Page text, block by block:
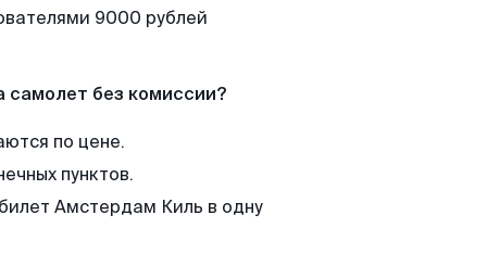
9000 рублей
самолет без комиссии?
по цене.
пунктов.
Амстердам Киль в одну